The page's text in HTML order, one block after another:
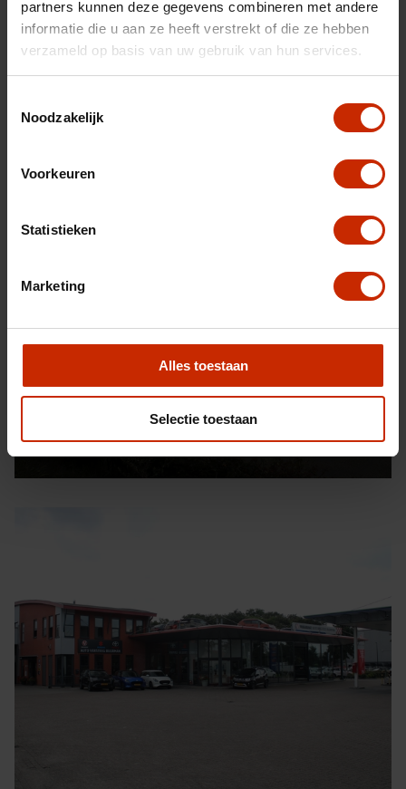
partners kunnen deze gegevens combineren met andere
informatie die u aan ze heeft verstrekt of die ze hebben
verzameld op basis van uw gebruik van hun services.
Noodzakelijk
Voorkeuren
Statistieken
Marketing
Alles toestaan
Selectie toestaan